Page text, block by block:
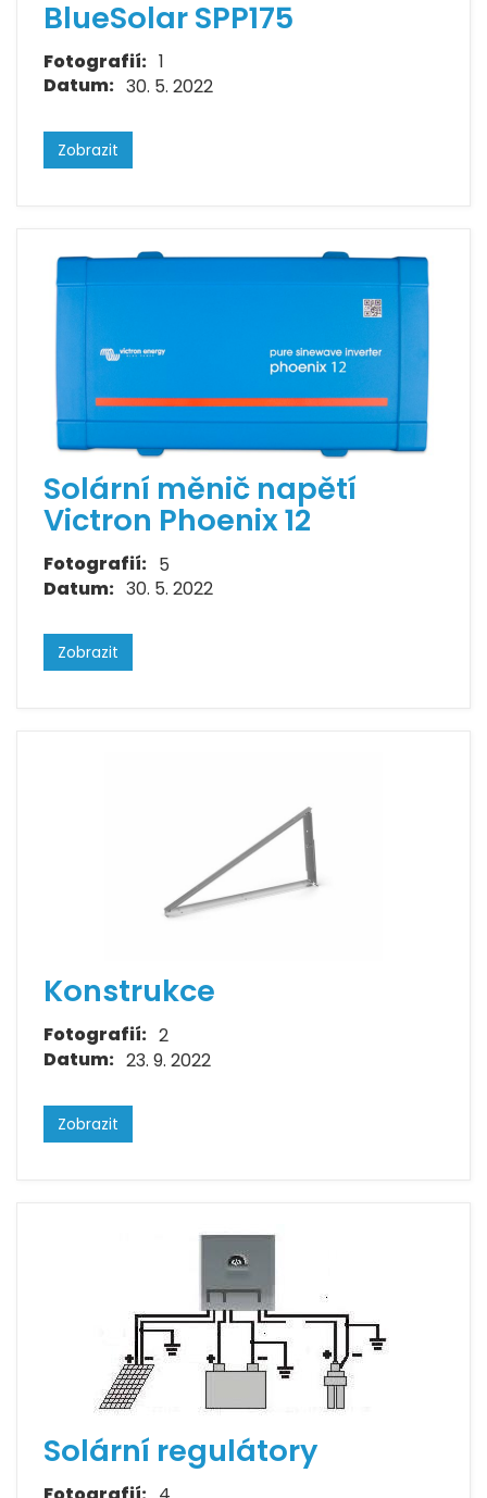
BlueSolar SPP175
Fotografií: 1
Datum: 30. 5. 2022
Zobrazit
Solární měnič napětí
Victron Phoenix 12
Fotografií: 5
Datum: 30. 5. 2022
Zobrazit
Konstrukce
Fotografií: 2
Datum: 23. 9. 2022
Zobrazit
Solární regulátory